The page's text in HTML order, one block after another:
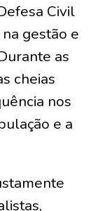
Civil
gestão e
as
cheias
nos
e a